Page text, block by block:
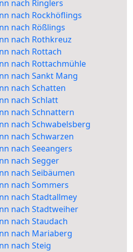
nach Ringlers
nach Rockhöflings
nach Rößlings
nach Rothkreuz
nach Rottach
nach Rottachmühle
nach Sankt Mang
nach Schatten
nach Schlatt
nach Schnattern
nach Schwabelsberg
nach Schwarzen
nach Seeangers
nach Segger
nach Seibäumen
nach Sommers
nach Stadtallmey
nach Stadtweiher
nach Staudach
nach Mariaberg
nach Steig